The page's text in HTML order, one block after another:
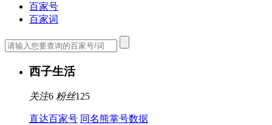
百家号
百家词
西子生活
关注6 粉丝125
直达百家号 同名熊掌号数据